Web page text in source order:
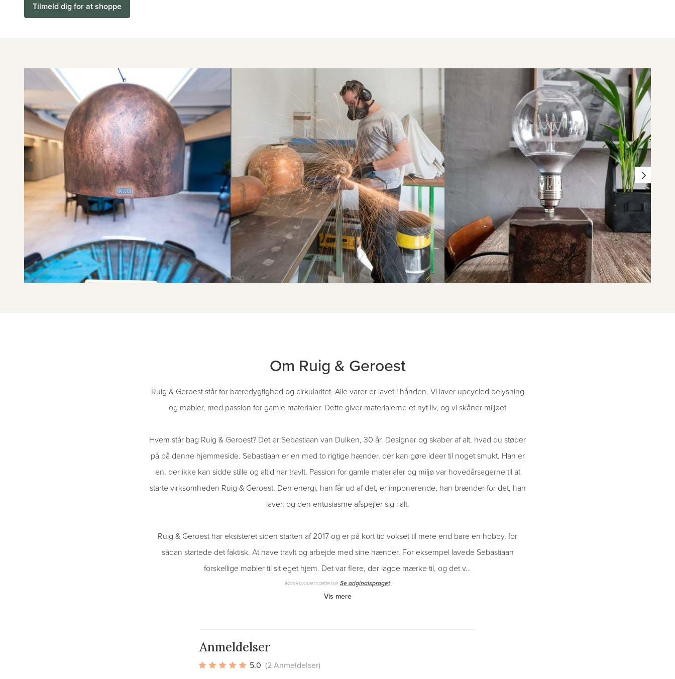
Tilmeld dig for at shoppe
Om Ruig & Geroest
Ruig & Geroest står for bæredygtighed og cirkularitet. Alle varer er lavet i hånden. Vi laver upcycled belysning
og møbler, med passion for gamle materialer. Dette giver materialerne et nyt liv, og vi skåner miljøet
Hvem står bag Ruig & Geroest? Det er Sebastiaan van Dulken, 30 år. Designer og skaber af alt, hvad du støder
på på denne hjemmeside. Sebastiaan er en med to rigtige hænder, der kan gøre ideer til noget smukt. Han er
en, der ikke kan sidde stille og altid har travlt. Passion for gamle materialer og miljø var hovedårsagerne til at
starte virksomheden Ruig & Geroest. Den energi, han får ud af det, er imponerende, han brænder for det, han
laver, og den entusiasme afspejler sig i alt.
Ruig & Geroest har eksisteret siden starten af 2017 og er på kort tid vokset til mere end bare en hobby, for
sådan startede det faktisk. At have travlt og arbejde med sine hænder. For eksempel lavede Sebastiaan
forskellige møbler til sit eget hjem. Det var flere, der lagde mærke til, og det v…
Maskinoversættelse Se originalsproget
Vis mere
Anmeldelser
5.0 (2 Anmeldelser)